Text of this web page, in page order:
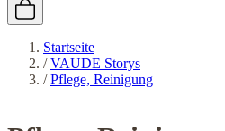
Startseite
/ VAUDE Storys
/ Pflege, Reinigung